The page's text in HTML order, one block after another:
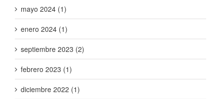
mayo 2024 (1)
enero 2024 (1)
septiembre 2023 (2)
febrero 2023 (1)
diciembre 2022 (1)